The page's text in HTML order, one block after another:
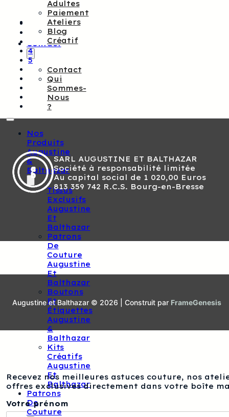
Adultes
Paiement
Ateliers
Blog
Créatif
Contact
Contact
Qui
Sommes-
Nous
?
Nos
Produits
Augustine
&
Balthazar
Tissus
Exclusifs
Augustine
Et
Balthazar
Patrons
De
Couture
Augustine
Et
Balthazar
Boutons
Et
Étiquettes
Augustine
&
Balthazar
Kits
Créatifs
Augustine
Et
Balthazar
Patrons
De
Couture
4
5
SARL AUGUSTINE ET BALTHAZAR
Société à responsabilité limitée
Au capital social de 1 020,00 Euros
813 359 742 R.C.S. Bourg-en-Bresse
Augustine et Balthazar © 2026 | Construit par FrameGenesis
Recevez nos meilleures astuces couture, nos
offres exclusives directement dans votre boîte
Votre prénom